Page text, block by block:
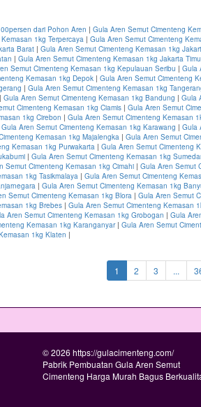
dari Pohon Aren | Gula Aren Semut Cimenteng
1kg Terpercaya | Gula Aren Semut Cimenteng
Barat | Gula Aren Semut Cimenteng Kemasan 1kg
| Gula Aren Semut Cimenteng Kemasan 1kg Jakarta
Semut Cimenteng Kemasan 1kg Kepulauan Seribu | Gula
Kemasan 1kg Depok | Gula Aren Semut Cimenteng
| Gula Aren Semut Cimenteng Kemasan 1kg
| Gula Aren Semut Cimenteng Kemasan 1kg Bandung | Gula
Cimenteng Kemasan 1kg Ciamis | Gula Aren Semut
1kg Cirebon | Gula Aren Semut Cimenteng Kemasan
Gula Aren Semut Cimenteng Kemasan 1kg Karawang | Gula
Kemasan 1kg Majalengka | Gula Aren Semut
Kemasan 1kg Purwakarta | Gula Aren Semut Cimenteng
| Gula Aren Semut Cimenteng Kemasan 1kg
Semut Cimenteng Kemasan 1kg Cimahi | Gula Aren Semut
1kg Tasikmalaya | Gula Aren Semut Cimenteng
| Gula Aren Semut Cimenteng Kemasan 1kg
Semut Cimenteng Kemasan 1kg Blora | Gula Aren Semut
1kg Brebes | Gula Aren Semut Cimenteng Kemasan
Aren Semut Cimenteng Kemasan 1kg Grobogan | Gula
Kemasan 1kg Karanganyar| Gula Aren Semut
1kg Klaten |
1 (current)
2 3 ...
© 2026 https://gulacimenteng.com/
Pabrik Pembuatan Gula Aren Semut
Cimenteng Harga Murah Bagus